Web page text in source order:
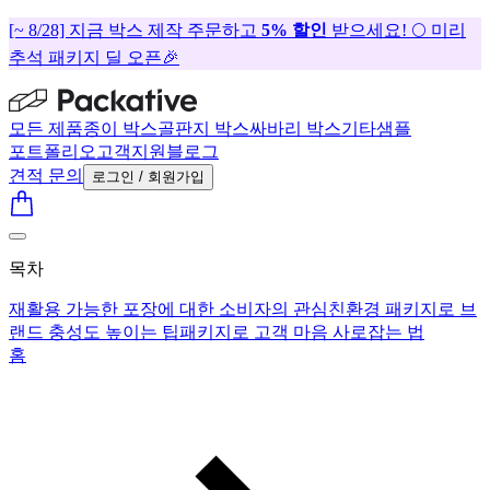
[~ 8/28] 지금 박스 제작 주문하고 5% 할인 받으세요! 🌕 미리
추석 패키지 딜 오픈🎉
모든 제품종이 박스골판지 박스싸바리 박스기타샘플
포트폴리오 고객지원 블로그
견적 문의
로그인 / 회원가입
목차
재활용 가능한 포장에 대한 소비자의 관심친환경 패키지로 브
랜드 충성도 높이는 팁패키지로 고객 마음 사로잡는 법
홈